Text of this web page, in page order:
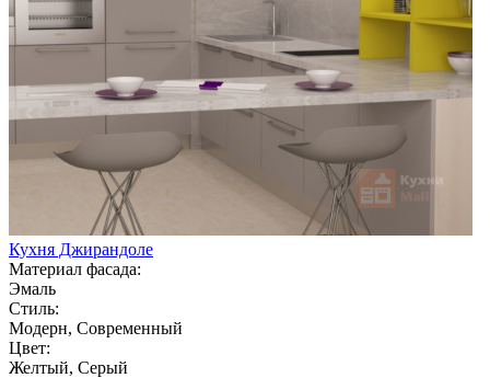
Кухня Джирандоле
Материал фасада:
Эмаль
Стиль:
Модерн, Современный
Цвет:
Желтый, Серый